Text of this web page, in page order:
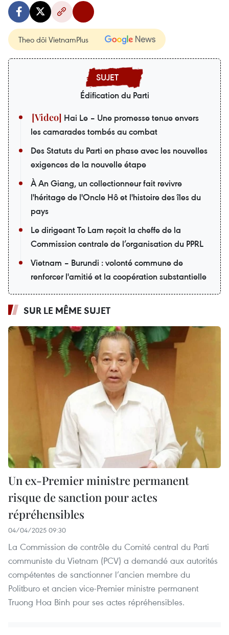
Theo dõi VietnamPlus
Édification du Parti
Hai Le – Une promesse tenue envers
les camarades tombés au combat
Des Statuts du Parti en phase avec les nouvelles
exigences de la nouvelle étape
À An Giang, un collectionneur fait revivre
l'héritage de l'Oncle Hô et l'histoire des îles du
pays
Le dirigeant To Lam reçoit la cheffe de la
Commission centrale de l’organisation du PPRL
Vietnam – Burundi : volonté commune de
renforcer l'amitié et la coopération substantielle
SUR LE MÊME SUJET
Un ex-Premier ministre permanent
risque de sanction pour actes
répréhensibles
04/04/2025 09:30
La Commission de contrôle du Comité central du Parti
communiste du Vietnam (PCV) a demandé aux autorités
compétentes de sanctionner l’ancien membre du
Politburo et ancien vice-Premier ministre permanent
Truong Hoa Binh pour ses actes répréhensibles.